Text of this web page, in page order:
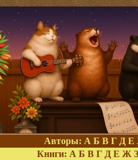
Авторы: А Б В Г Д Е
Книги: А Б В Г Д Е Ж З